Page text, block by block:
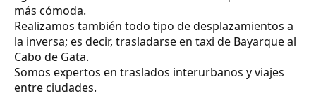
más cómoda.
Realizamos también todo tipo de desplazamientos a
la inversa; es decir, trasladarse en taxi de Bayarque al
Cabo de Gata.
Somos expertos en traslados interurbanos y viajes
entre ciudades.